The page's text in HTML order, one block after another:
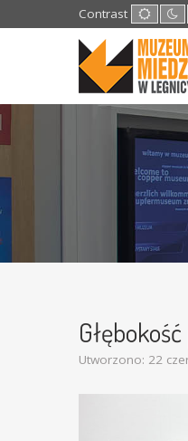
Contrast Default
mode
Utworzono: 22